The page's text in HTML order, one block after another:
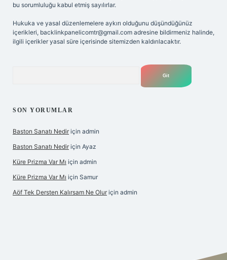
bu sorumluluğu kabul etmiş sayılırlar.
Hukuka ve yasal düzenlemelere aykırı olduğunu düşündüğünüz
içerikleri, backlinkpanelicomtr@gmail.com adresine bildirmeniz halinde,
ilgili içerikler yasal süre içerisinde sitemizden kaldırılacaktır.
SON YORUMLAR
Baston Sanatı Nedir için admin
Baston Sanatı Nedir için Ayaz
Küre Prizma Var Mı için admin
Küre Prizma Var Mı için Samur
Aöf Tek Dersten Kalırsam Ne Olur için admin